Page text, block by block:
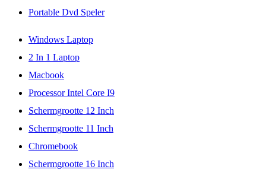
Portable Dvd Speler
Windows Laptop
2 In 1 Laptop
Macbook
Processor Intel Core I9
Schermgrootte 12 Inch
Schermgrootte 11 Inch
Chromebook
Schermgrootte 16 Inch